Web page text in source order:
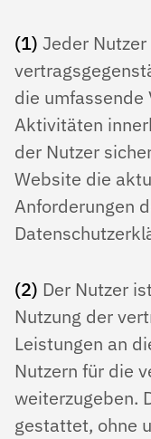
(1) Jeder
die umfassende
Aktivitäten
der Nutzer
Website die
Anforderungen
(2) Der Nutzer
Nutzung der
Leistungen an
Nutzern für die
weiterzugeben.
gestattet, ohne